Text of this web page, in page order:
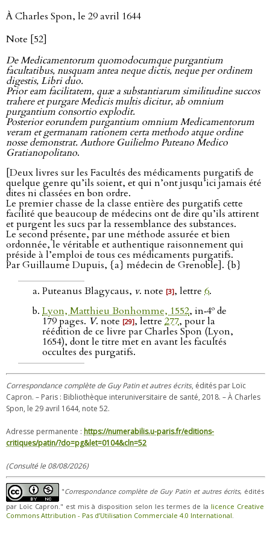
À Charles Spon, le 29 avril 1644
Note [52]
De Medicamentorum quomodocumque purgantium
facultatibus, nusquam antea neque dictis, neque per ordinem
digestis, Libri duo.
Prior eam facilitatem, quæ a substantiarum similitudine succos
trahere et purgare Medicis multis dicitur, ab omnium
purgantium consortio explodit.
Posterior eorundem purgantium omnium Medicamentorum
veram et germanam rationem certa methodo atque ordine
nosse demonstrat. Authore Guilielmo Puteano Medico
Gratianopolitano.
[Deux livres sur les Facultés des médicaments purgatifs de
quelque genre qu’ils soient, et qui n’ont jusqu’ici jamais été
dites ni classées en bon ordre.
Le premier chasse de la classe entière des purgatifs cette
facilité que beaucoup de médecins ont de dire qu’ils attirent
et purgent les sucs par la ressemblance des substances.
Le second présente, par une méthode assurée et bien
ordonnée, le véritable et authentique raisonnement qui
préside à l’emploi de tous ces médicaments purgatifs.
Par Guillaume Dupuis, {a} médecin de Grenoble]. {b}
Puteanus Blagycaus, v. note [3], lettre 6.
Lyon, Matthieu Bonhomme, 1552, in‑4o de
179 pages. V. note [29], lettre 277, pour la
réédition de ce livre par Charles Spon (Lyon,
1654), dont le titre met en avant les facultés
occultes des purgatifs.
Correspondance complète de Guy Patin et autres écrits, édités par Loïc
Capron. – Paris : Bibliothèque interuniversitaire de santé, 2018. – À Charles
Spon, le 29 avril 1644, note 52.
Adresse permanente : https://numerabilis.u-paris.fr/editions-
critiques/patin/?do=pg&let=0104&cln=52
(Consulté le 08/08/2026)
"Correspondance complète de Guy Patin et autres écrits, édités
par Loïc Capron." est mis à disposition selon les termes de la licence Creative
Commons Attribution - Pas d’Utilisation Commerciale 4.0 International.